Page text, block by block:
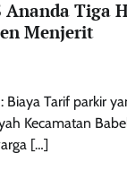
Ananda Tiga
Menjerit
Biaya Tarif parkir
Kecamatan
[…]